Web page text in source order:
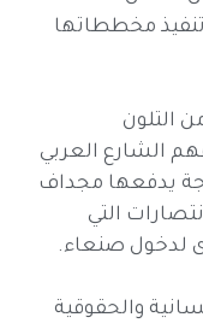
مخططاتها
التلون
الشارع العربي
يدفعها مجداف
التي
لدخول صنعاء.
والحقوقية